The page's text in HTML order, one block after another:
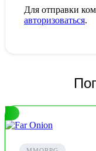
Для отправки
авторизоваться.